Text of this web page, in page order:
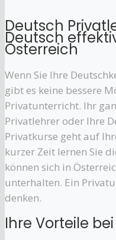
Deutsch
Deutsch
Österreich
Wenn Sie Ihre
gibt es keine bessere
Privatunterricht. Ihr
Privatlehrer oder Ihre
Privatkurse geht auf
kurzer Zeit lernen Sie
können sich in
unterhalten. Ein
denken.
Ihre Vorteile